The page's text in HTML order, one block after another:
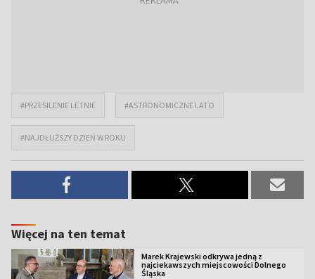
#PRZESILENIE LETNIE #ASTRONOMICZNE LATO
#NAJDŁUŻSZY DZIEŃ W ROKU
Więcej na ten temat
Marek Krajewski odkrywa jedną z
najciekawszych miejscowości Dolnego
Śląska